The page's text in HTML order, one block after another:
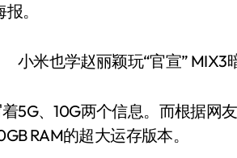
。
、10G两个信息。而根据网
RAM的超大运存版本。